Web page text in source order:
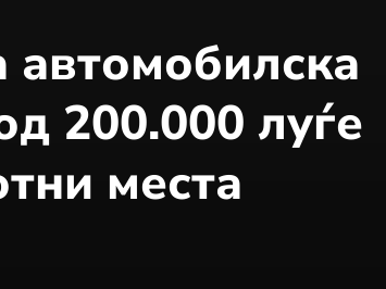
автомобилска
200.000 луѓе
места